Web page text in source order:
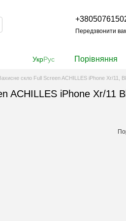
Передзвонити
УкрРус Порівняння
скло Full Screen ACHILLES iPhone Xr/11,
ACHILLES iPhone Xr/11